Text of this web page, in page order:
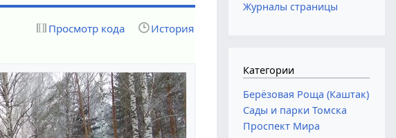
Просмотр кода История
Журналы страницы
Категории
Берёзовая Роща (Каштак)
Сады и парки Томска
Проспект Мира